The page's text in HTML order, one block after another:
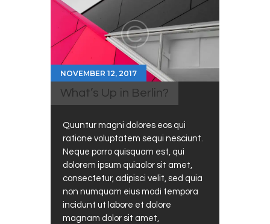
NOVEMBER 12, 2017
What’s Up in Berlin?
Quuntur magni dolores eos qui
ratione voluptatem sequi nesciunt.
Neque porro quisquam est, qui
dolorem ipsum quiaolor sit amet,
consectetur, adipisci velit, sed quia
non numquam eius modi tempora
incidunt ut labore et dolore
magnam dolor sit amet,